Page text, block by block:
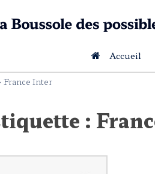
Accueil
France Inter
: